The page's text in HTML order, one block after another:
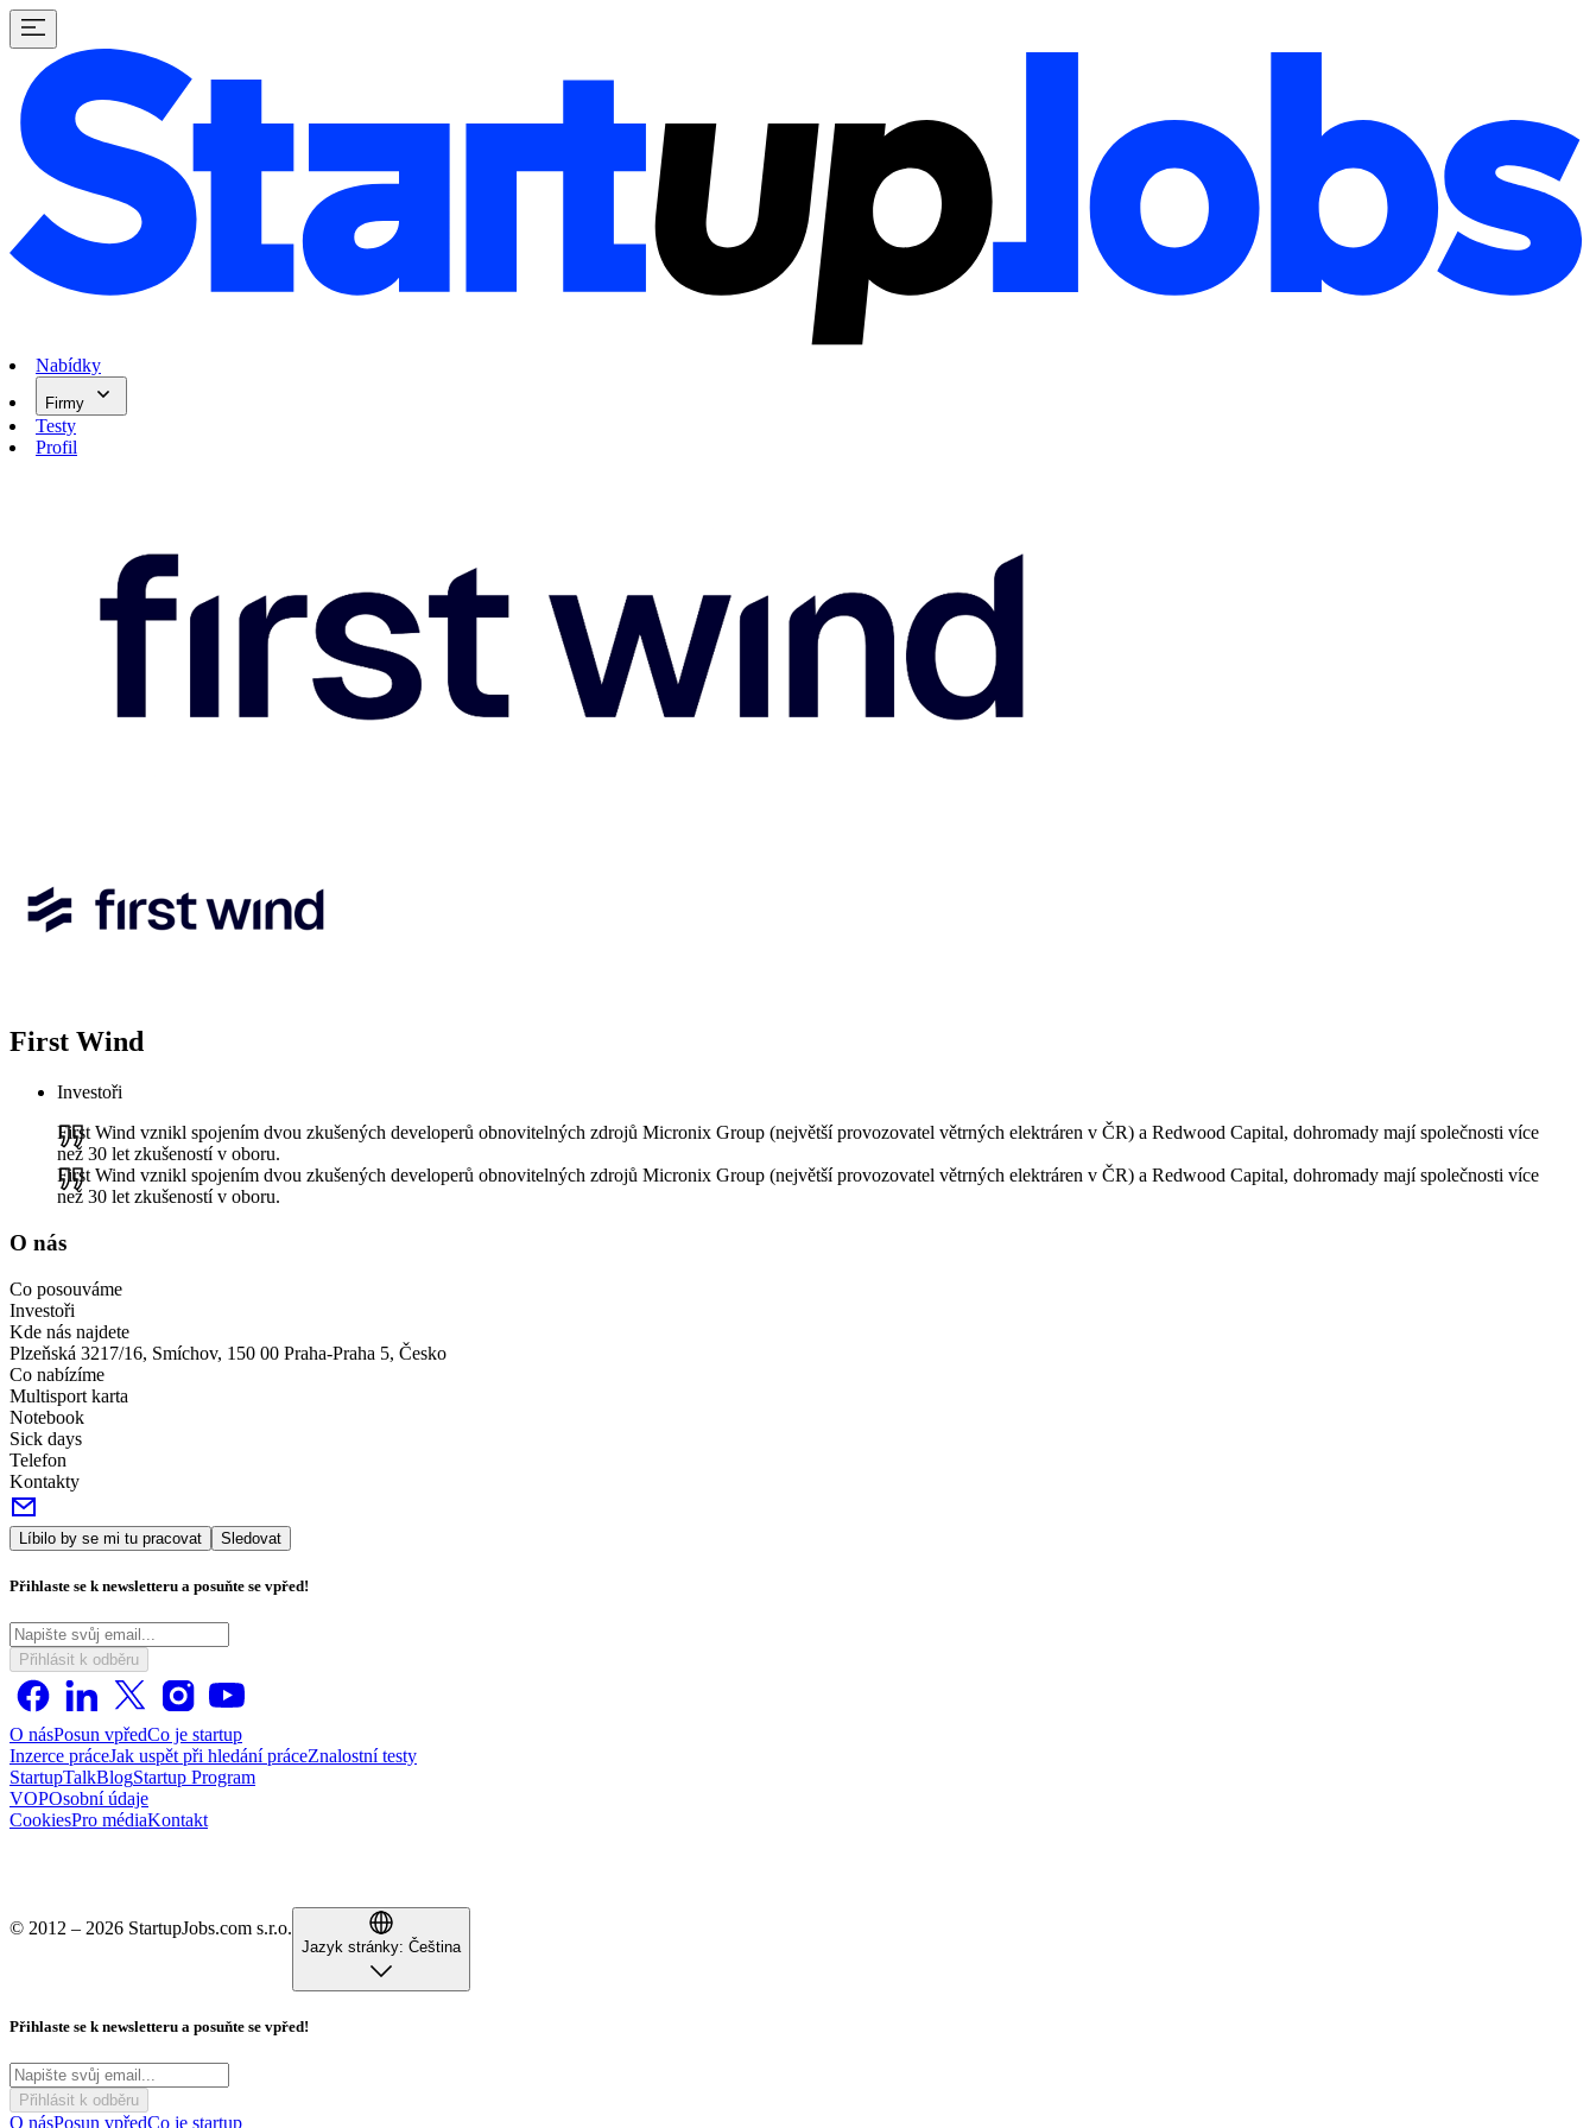
Nabídky
Firmy
Testy
Profil
First Wind
Investoři
First Wind vznikl spojením dvou zkušených developerů obnovitelných zdrojů Micronix Group (největší provozovatel větrných elektráren v ČR) a Redwood Capital, dohromady mají společnosti více
než 30 let zkušeností v oboru.
First Wind vznikl spojením dvou zkušených developerů obnovitelných zdrojů Micronix Group (největší provozovatel větrných elektráren v ČR) a Redwood Capital, dohromady mají společnosti více
než 30 let zkušeností v oboru.
O nás
Co posouváme
Investoři
Kde nás najdete
Plzeňská 3217/16, Smíchov, 150 00 Praha-Praha 5, Česko
Co nabízíme
Multisport karta
Notebook
Sick days
Telefon
Kontakty
Líbilo by se mi tu pracovat Sledovat
Přihlaste se k newsletteru a posuňte se vpřed!
Přihlásit k odběru
O násPosun vpředCo je startup
Inzerce práceJak uspět při hledání práceZnalostní testy
StartupTalkBlogStartup Program
VOPOsobní údaje
CookiesPro médiaKontakt
© 2012 – 2026 StartupJobs.com s.r.o.
Jazyk stránky: Čeština
Přihlaste se k newsletteru a posuňte se vpřed!
Přihlásit k odběru
O násPosun vpředCo je startup